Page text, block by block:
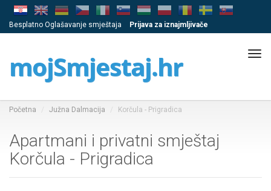
Besplatno Oglašavanje smještaja Prijava za iznajmljivače
mojSmjestaj.hr
Početna Južna Dalmacija Korčula - Prigradica
Apartmani i privatni smještaj
Korčula - Prigradica